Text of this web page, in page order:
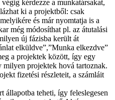
kérdezze a munkatársakat,
ki a projektből: csak
és már nyomtatja is a
még módosíthat pl. az átutalási
új fázisba került át
elküldve”,”Munka elkezdve”
a projektek között, így egy
milyen projektek hová tartoznak.
fizetési részleteit, a számláit
állapotba teheti, így feleslegesen